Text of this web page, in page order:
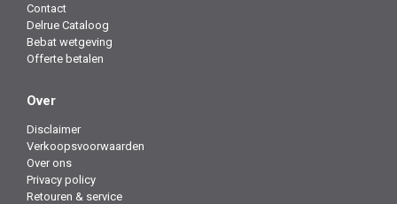
Contact
Delrue Cataloog
Bebat wetgeving
Offerte betalen
Over
Disclaimer
Verkoopsvoorwaarden
Over ons
Privacy policy
Retouren & service